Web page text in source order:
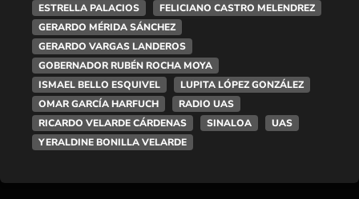
ESTRELLA PALACIOS
FELICIANO CASTRO MELENDREZ
GERARDO MÉRIDA SÁNCHEZ
GERARDO VARGAS LANDEROS
GOBERNADOR RUBÉN ROCHA MOYA
ISMAEL BELLO ESQUIVEL
LUPITA LÓPEZ GONZÁLEZ
OMAR GARCÍA HARFUCH
RADIO UAS
RICARDO VELARDE CÁRDENAS
SINALOA
UAS
YERALDINE BONILLA VELARDE